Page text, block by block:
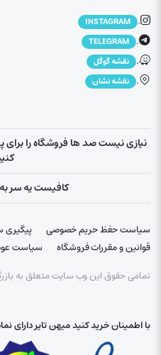
.
INSTAGRAM
.
TELEGRAM
. نقشه گوگل
. نقشه نشان
نیازی نیست صد ها فروشگاه را برای
کافیست یه سر به
سیاست حفظ حریم خصوصی
قوانین و مقررات فروشگاه
سیاست
تمامی حقوق این وب سایت متعلق به
با اطمینان خرید کنید میهن تایر دارای